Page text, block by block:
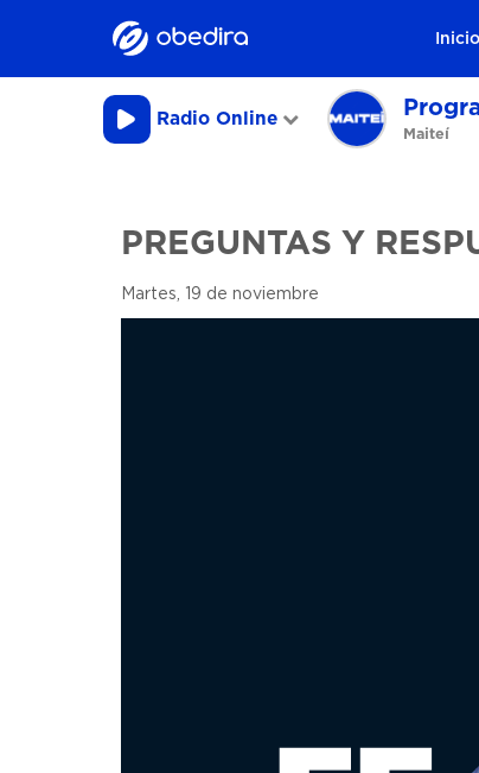
Inicio
Radio Online
Maiteí
PREGUNTAS Y
Martes, 19 de noviembre